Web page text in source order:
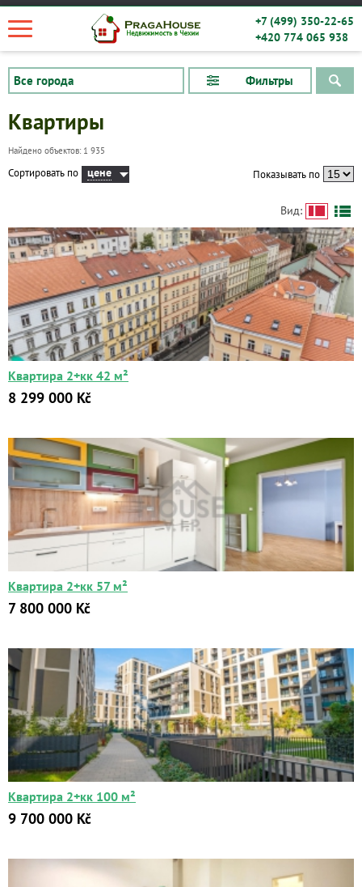
+7 (499) 350-22-65
+420 774 065 938
Фильтры
Квартиры
Дома
Новостройки
Коммерческие объекты
м2
до
Kč ₽ €
Квартиры
Найдено объектов: 1 935
Сортировать по цене Показывать по
Вид:
Квартира 2+кк 42 м²
8 299 000 Kč
Квартира 2+кк 57 м²
7 800 000 Kč
Квартира 2+кк 100 м²
9 700 000 Kč